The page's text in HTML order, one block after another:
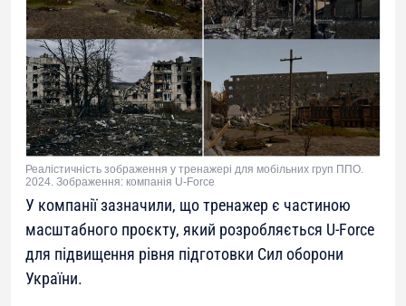
Реалістичність зображення у тренажері для мобільних груп ППО.
2024. Зображення: компанія U-Force
У компанії зазначили, що тренажер є частиною
масштабного проєкту, який розробляється U-Force
для підвищення рівня підготовки Сил оборони
України.